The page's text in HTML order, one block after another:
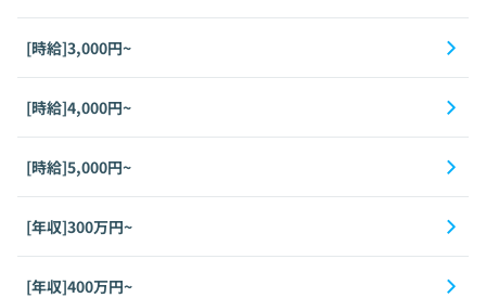
[時給]3,000円~
[時給]4,000円~
[時給]5,000円~
[年収]300万円~
[年収]400万円~